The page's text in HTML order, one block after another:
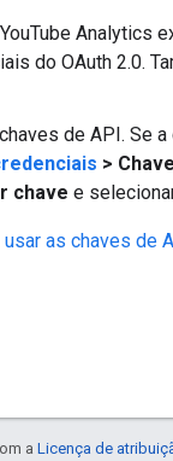
Analytics
do OAuth 2.0.
de API. Se
>
chave e
as chaves de
a Licença de